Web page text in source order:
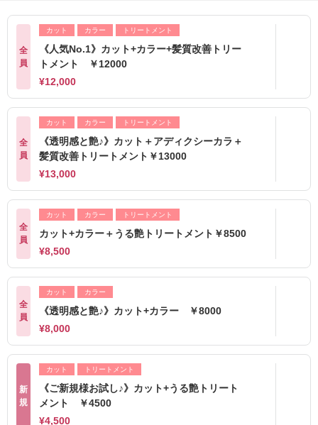
全
員
カット カラー トリートメント
《人気No.1》カット+カラー+髪質改善トリー
トメント ￥12000
¥12,000
全
員
カット カラー トリートメント
《透明感と艶♪》カット＋アディクシーカラ＋
髪質改善トリートメント￥13000
¥13,000
全
員
カット カラー トリートメント
カット+カラー＋うる艶トリートメント￥8500
¥8,500
全
員
カット カラー
《透明感と艶♪》カット+カラー ￥8000
¥8,000
新
規
カット トリートメント
《ご新規様お試し♪》カット+うる艶トリート
メント ￥4500
¥4,500